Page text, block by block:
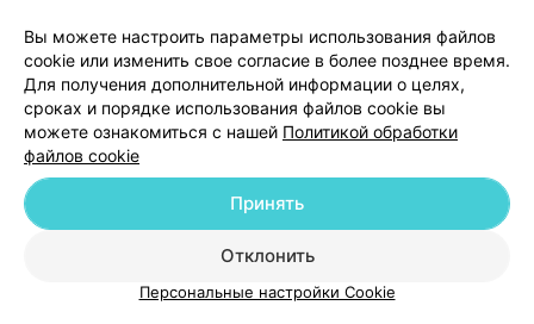
Персональные настройки cookie
Обработка персональных данных
Вы можете настроить параметры использования файлов
cookie или изменить свое согласие в более позднее время.
Для получения дополнительной информации о целях,
сроках и порядке использования файлов cookie вы
можете ознакомиться с нашей Политикой обработки
файлов cookie
Отклонить
Принять
Персональные настройки Cookie